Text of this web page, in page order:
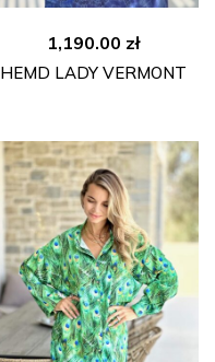
1,190.00 zł
HEMD LADY VERMONT